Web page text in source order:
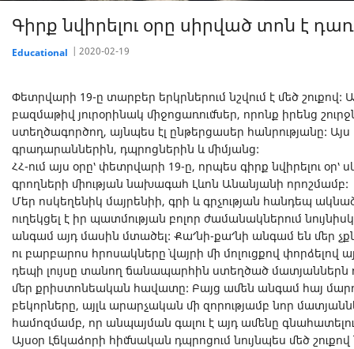
Գիրք նվիրելու օրը սիրված տոն է
Educational 2020-02-19
Փետրվարի 19-ը տարբեր երկրներում նշվում է մեծ շուքով:
բազմաթիվ յուրօրինակ միջոցառումներ, որոնք իրենց
ստեղծագործող, այնպես էլ ընթերցասեր հանրությանը:
գրադարաններին, դպրոցներին և միմյանց:
ՀՀ-ում այս օրը՝ փետրվարի 19-ը, որպես գիրք նվիրելու օր՝
գրողների միության նախագահ Լևոն Անանյանի որոշմամբ:
Մեր ոսկեղենիկ մայրենիի, գրի և գրչության հանդեպ
ուղեկցել է իր պատմության բոլոր ժամանակներում
անգամ այդ մասին մտածել: Քա՜նի-քա՜նի անգամ են մեր
ու բարբարոս հրոսակները` վայրի մի մոլուցքով փորձելով
դեպի լույսը տանող ճանապարհին ստեղծած մատյաններն
մեր քրիստոնեական հավատը: Բայց ամեն անգամ հայ
բեկորները, այլև արարչական մի զորությամբ նոր
համոզմամբ, որ անպայման գալու է այդ ամենը
Այսօր Լճկաձորի հիմնական դպրոցում նույնպես մեծ շուքով